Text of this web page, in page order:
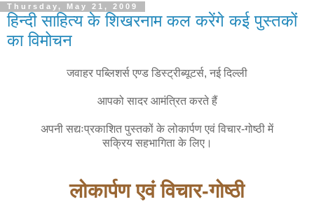
Thursday, May 21, 2009
हिन्दी साहित्य के शिखरनाम कल करेंगे कई पुस्तकों
का विमोचन
जवाहर पब्लिशर्स एण्ड डिस्ट्रीब्यूटर्स, नई दिल्ली
आपको सादर आमंत्रित करते हैं
अपनी सद्यःप्रकाशित पुस्तकों के लोकार्पण एवं विचार-गोष्ठी में
सक्रिय सहभागिता के लिए।
लोकार्पण एवं विचार-गोष्ठी